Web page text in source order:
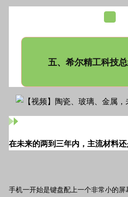
五、希尔精工科技
在未来的两到三年内，主流材料
手机一开始是键盘配上一个非常小的